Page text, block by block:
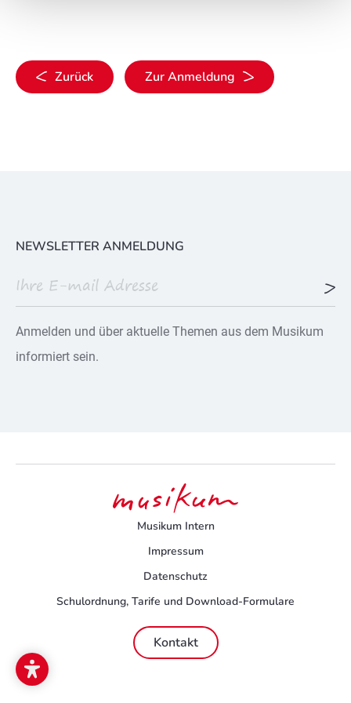
Zurück Zur Anmeldung
NEWSLETTER ANMELDUNG
Anmelden und über aktuelle Themen aus dem Musikum
informiert sein.
Musikum Intern
Impressum
Datenschutz
Schulordnung, Tarife und Download-Formulare
Kontakt